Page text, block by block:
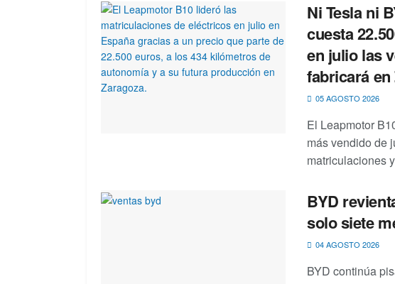
Ni Tesla ni
cuesta
en julio las
fabricará en
05 AGOSTO 2026
El Leapmotor
más vendido de
matriculaciones
BYD
solo siete
04 AGOSTO 2026
BYD continúa